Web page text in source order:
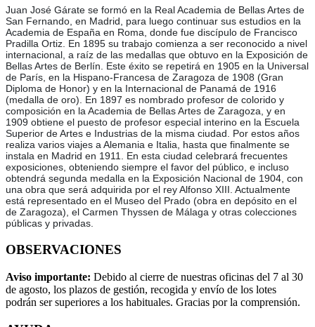
Juan José Gárate se formó en la Real Academia de Bellas Artes de
San Fernando, en Madrid, para luego continuar sus estudios en la
Academia de España en Roma, donde fue discípulo de Francisco
Pradilla Ortiz. En 1895 su trabajo comienza a ser reconocido a nivel
internacional, a raíz de las medallas que obtuvo en la Exposición de
Bellas Artes de Berlín. Este éxito se repetirá en 1905 en la Universal
de París, en la Hispano-Francesa de Zaragoza de 1908 (Gran
Diploma de Honor) y en la Internacional de Panamá de 1916
(medalla de oro). En 1897 es nombrado profesor de colorido y
composición en la Academia de Bellas Artes de Zaragoza, y en
1909 obtiene el puesto de profesor especial interino en la Escuela
Superior de Artes e Industrias de la misma ciudad. Por estos años
realiza varios viajes a Alemania e Italia, hasta que finalmente se
instala en Madrid en 1911. En esta ciudad celebrará frecuentes
exposiciones, obteniendo siempre el favor del público, e incluso
obtendrá segunda medalla en la Exposición Nacional de 1904, con
una obra que será adquirida por el rey Alfonso XIII. Actualmente
está representado en el Museo del Prado (obra en depósito en el
de Zaragoza), el Carmen Thyssen de Málaga y otras colecciones
públicas y privadas.
OBSERVACIONES
Aviso importante: Debido al cierre de nuestras oficinas del 7 al 30
de agosto, los plazos de gestión, recogida y envío de los lotes
podrán ser superiores a los habituales. Gracias por la comprensión.